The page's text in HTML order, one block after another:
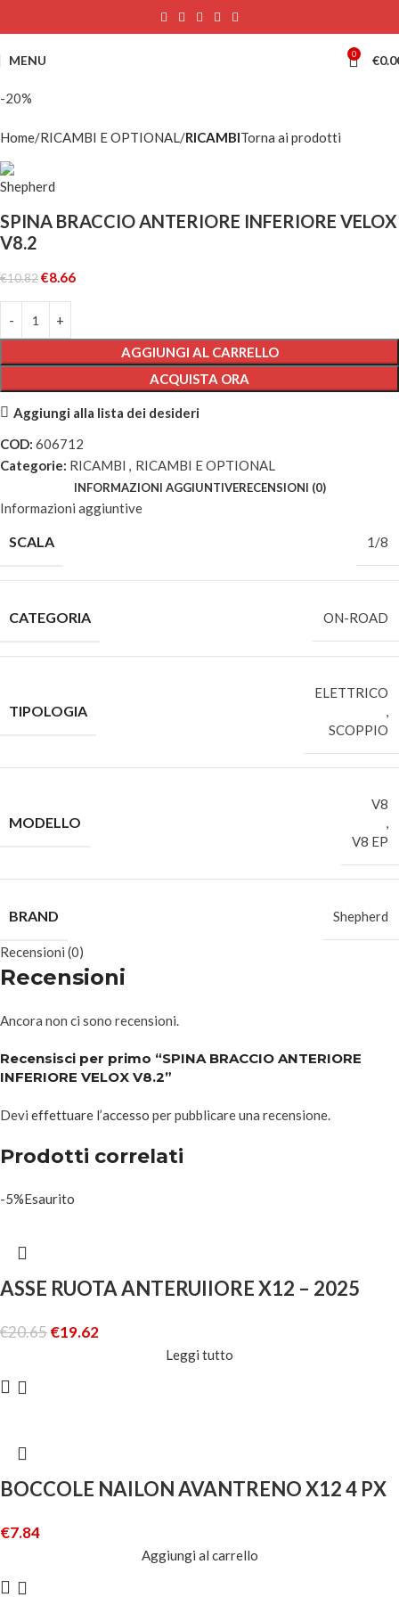
MENU 0 €
-20%
Home RICAMBI E OPTIONAL RICAMBITorna ai prodotti
SPINA BRACCIO ANTERIORE INFERIORE VELOX
V8.2
€10.82€8.66
AGGIUNGI AL CARRELLO
ACQUISTA ORA
Aggiungi alla lista dei desideri
COD: 606712
Categorie: RICAMBI , RICAMBI E OPTIONAL
INFORMAZIONI AGGIUNTIVERECENSIONI (0)
Informazioni aggiuntive
SCALA 1/8
CATEGORIA ON-ROAD
TIPOLOGIA
ELETTRICO
,
SCOPPIO
MODELLO
V8
,
V8 EP
BRAND Shepherd
Recensioni (0)
Recensioni
Ancora non ci sono recensioni.
Recensisci per primo “SPINA BRACCIO ANTERIORE
INFERIORE VELOX V8.2”
Devi effettuare l’accesso per pubblicare una recensione.
Prodotti correlati
-5%Esaurito
ASSE RUOTA ANTERUIIORE X12 – 2025
€20.65€19.62
Leggi tutto
BOCCOLE NAILON AVANTRENO X12 4 PX
€7.84
Aggiungi al carrello